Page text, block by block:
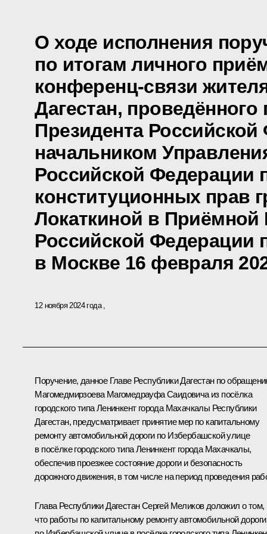
О ходе исполнения
по итогам личного
конференц-связи
Дагестан,
Президента
начальником
Российской Федерации
конституционных прав
Локаткиной в Приёмной
Российской Федерации
в Москве 16 февраля
12 ноября 2024 года
Поручение, данное Главе Республики Дагестан по
Магомедмирзоева Магомедрауфа Саидовича из посёлка
городского типа Ленинкент города Махачкалы Республики
Дагестан, предусматривает принятие мер по капитальному
ремонту автомобильной дороги по Избербашской улице
в посёлке городского типа Ленинкент города Махачкалы,
обеспечив проезжее состояние дороги и безопасность
дорожного движения, в том числе на период проведения
Глава Республики Дагестан Сергей Меликов доложил о том,
что работы по капитальному ремонту автомобильной дороги